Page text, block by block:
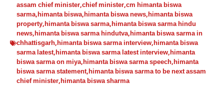
assam chief minister,chief minister,cm himanta biswa
sarma,himanta biswa,himanta biswa news,himanta biswa
property,himanta biswa sarma,himanta biswa sarma hindu
news,himanta biswa sarma hindutva,himanta biswa sarma in
chhattisgarh,himanta biswa sarma interview,himanta biswa
sarma latest,himanta biswa sarma latest interview,himanta
biswa sarma on miya,himanta biswa sarma speech,himanta
biswa sarma statement,himanta biswa sarma to be next assam
chief minister,himanta biswa sharma